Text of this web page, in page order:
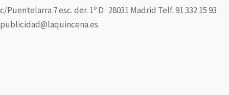
c/Puentelarra 7 esc. der. 1º D · 28031 Madrid Telf. 91 332 15 93
publicidad@laquincena.es